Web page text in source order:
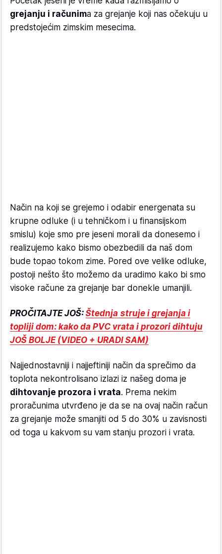
grejanju i računima za grejanje koji nas očekuju u
predstojećim zimskim mesecima.
Način na koji se grejemo i odabir energenata su
krupne odluke (i u tehničkom i u finansijskom
smislu) koje smo pre jeseni morali da donesemo i
realizujemo kako bismo obezbedili da naš dom
bude topao tokom zime. Pored ove velike odluke,
postoji nešto što možemo da uradimo kako bi smo
visoke račune za grejanje bar donekle umanjili.
PROČITAJTE JOŠ: Štednja struje i grejanja i
topliji dom: kako da PVC vrata i prozori dihtuju
JOŠ BOLJE (VIDEO + URADI SAM)
Najjednostavniji i najjeftiniji način da sprečimo da
toplota nekontrolisano izlazi iz našeg doma je
dihtovanje prozora i vrata. Prema nekim
proračunima utvrđeno je da se na ovaj način račun
za grejanje može smanjiti od 5 do 30% u zavisnosti
od toga u kakvom su vam stanju prozori i vrata.